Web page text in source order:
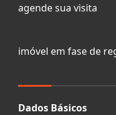
agende sua visita
imóvel em fase de
Dados Básicos